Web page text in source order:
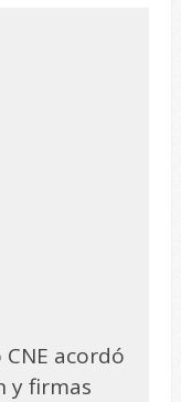
acordó
y firmas